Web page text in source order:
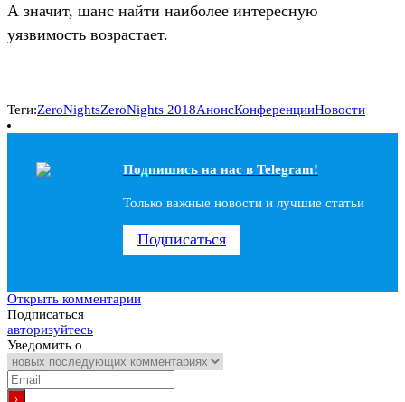
А значит, шанс найти наиболее интересную
уязвимость возрастает.
Теги:ZeroNightsZeroNights 2018АнонсКонференцииНовости
Подпишись на наc в Telegram!
Только важные новости и лучшие статьи
Подписаться
Открыть комментарии
Подписаться
авторизуйтесь
Уведомить о